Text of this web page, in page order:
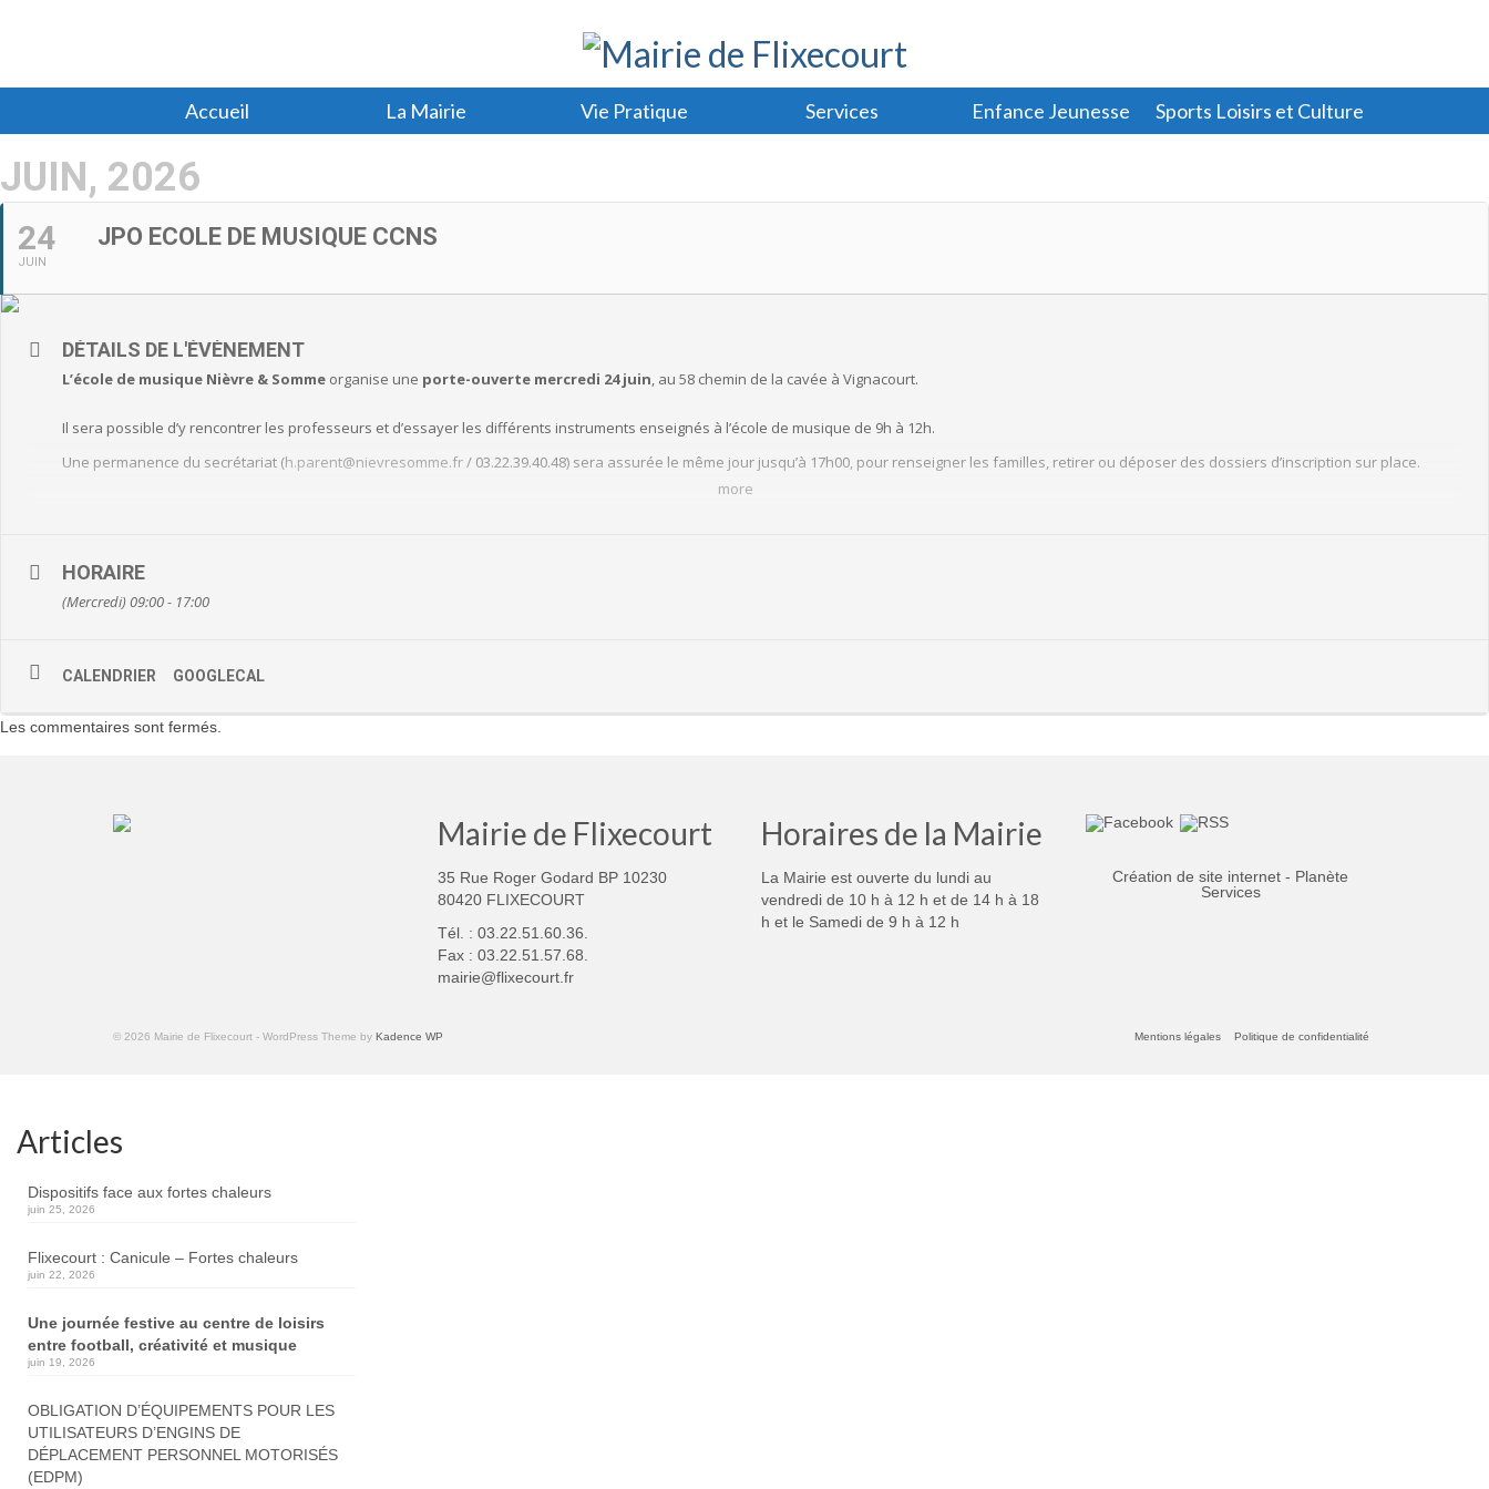
Accueil La Mairie Vie Pratique Services Enfance Jeunesse Sports Loisirs et Culture
JUIN, 2026
24
JUIN
JPO ECOLE DE MUSIQUE CCNS
more
DÉTAILS DE L'ÉVÈNEMENT
L’école de musique Nièvre & Somme organise une porte-ouverte mercredi 24 juin, au 58 chemin de la cavée à Vignacourt.
Il sera possible d’y rencontrer les professeurs et d’essayer les différents instruments enseignés à l’école de musique de 9h à 12h.
Une permanence du secrétariat (h.parent@nievresomme.fr/ 03.22.39.40.48) sera assurée le même jour jusqu’à 17h00, pour renseigner les familles, retirer ou déposer des dossiers d’inscription sur place.
HORAIRE
(Mercredi) 09:00 - 17:00
CALENDRIER GOOGLECAL
Les commentaires sont fermés.
Mairie de Flixecourt
35 Rue Roger Godard BP 10230
80420 FLIXECOURT
Tél. : 03.22.51.60.36.
Fax : 03.22.51.57.68.
mairie@flixecourt.fr
Horaires de la Mairie
La Mairie est ouverte du lundi au
vendredi de 10 h à 12 h et de 14 h à 18
h et le Samedi de 9 h à 12 h
Création de site internet - Planète
Services
Mentions légales Politique de confidentialité
© 2026 Mairie de Flixecourt - WordPress Theme by Kadence WP
Articles
Dispositifs face aux fortes chaleurs
juin 25, 2026
Flixecourt : Canicule – Fortes chaleurs
juin 22, 2026
Une journée festive au centre de loisirs
entre football, créativité et musique
juin 19, 2026
OBLIGATION D’ÉQUIPEMENTS POUR LES
UTILISATEURS D’ENGINS DE
DÉPLACEMENT PERSONNEL MOTORISÉS
(EDPM)